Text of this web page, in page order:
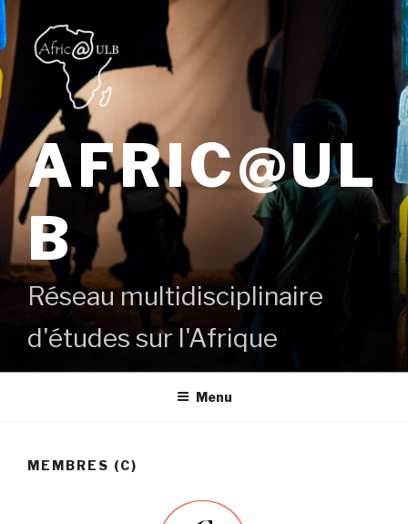
Aller
au
contenu
principal
AFRIC@UL
B
Réseau multidisciplinaire
d'études sur l'Afrique
Menu
MEMBRES (C)